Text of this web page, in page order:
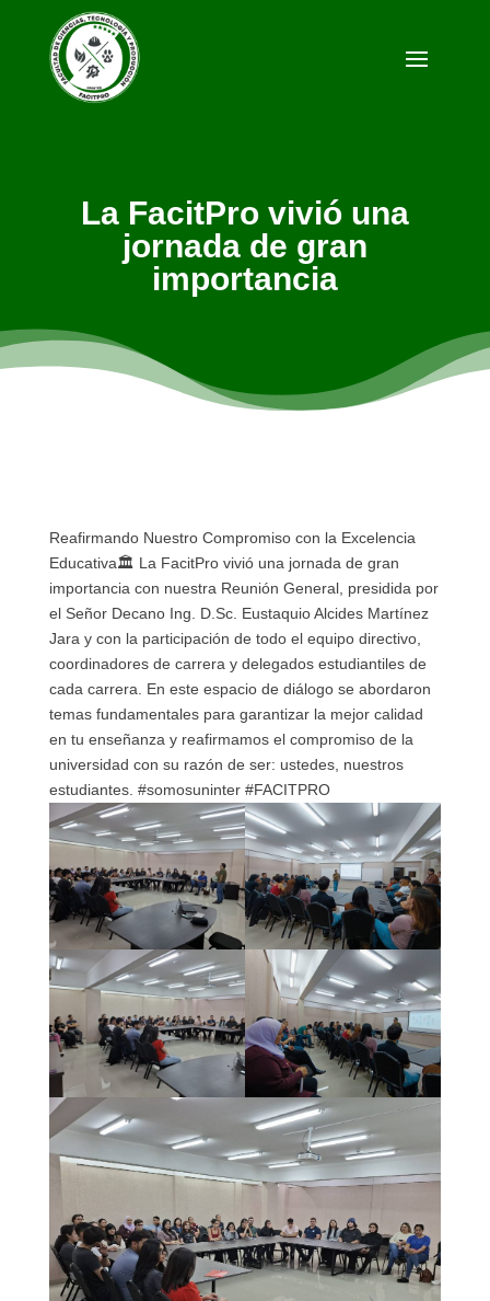
La FacitPro vivió una
jornada de gran
importancia
Reafirmando Nuestro Compromiso con la Excelencia
Educativa🏛️ La FacitPro vivió una jornada de gran
importancia con nuestra Reunión General, presidida por
el Señor Decano Ing. D.Sc. Eustaquio Alcides Martínez
Jara y con la participación de todo el equipo directivo,
coordinadores de carrera y delegados estudiantiles de
cada carrera. En este espacio de diálogo se abordaron
temas fundamentales para garantizar la mejor calidad
en tu enseñanza y reafirmamos el compromiso de la
universidad con su razón de ser: ustedes, nuestros
estudiantes. #somosuninter #FACITPRO